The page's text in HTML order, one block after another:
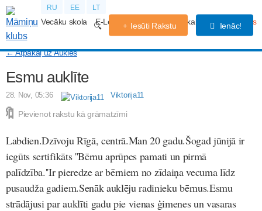
RU EE LT
Vecāku skola E-Lekcijas Grūtniecības kalendārs Forums
Iesūti Rakstu Ienāc!
← Atpakaļ uz Aukles
Esmu auklīte
28. Nov, 05:36 Viktorija11
Pievienot rakstu kā grāmatzīmi
Labdien.Dzīvoju Rīgā, centrā.Man 20 gadu.Šogad jūnijā ir
iegūts sertifikāts ''Bērnu aprūpes pamati un pirmā
palīdzība.''Ir pieredze ar bērniem no zīdaiņa vecuma līdz
pusaudža gadiem.Senāk auklēju radinieku bērnus.Esmu
strādājusi par auklīti gadu pie vienas ģimenes un vasaras